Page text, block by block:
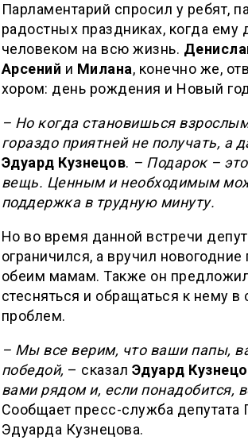
Парламентарий спросил у ребят,
радостных праздниках, когда ему
человеком на всю жизнь.
Арсений и Милана, конечно же,
хором: день рождения и Новый
– Но когда становишься
гораздо приятней не получать, а
Эдуард Кузнецов. – Подарок –
вещь. Ценным и необходимым
поддержка в трудную минуту.
Но во время данной встречи
ограничился, а вручил
обеим мамам. Также он
стесняться и обращаться к нему
проблем.
– Мы все верим, что ваши папы,
победой, – сказал Эдуард
вами рядом и, если понадобится,
Сообщает пресс-служба
Эдуарда Кузнецова.